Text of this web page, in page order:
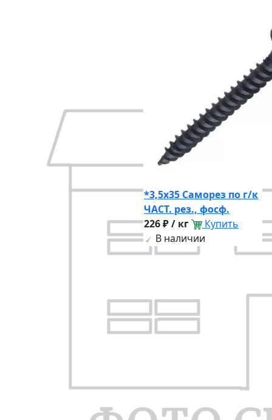
*3,5х35 Саморез по г/к
ЧАСТ. рез., фосф.
226 ₽ / кг
Купить
В наличии